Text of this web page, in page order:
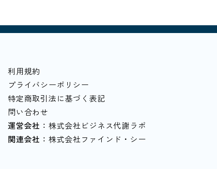
利用規約
プライバシーポリシー
特定商取引法に基づく表記
問い合わせ
運営会社： 株式会社ビジネス代謝ラボ
関連会社： 株式会社ファインド・シー